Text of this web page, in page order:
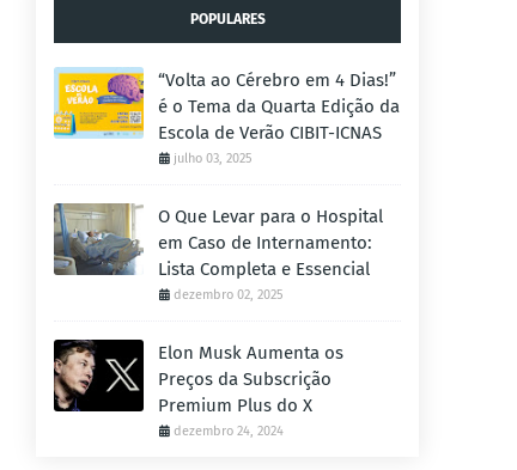
POPULARES
“Volta ao Cérebro em 4 Dias!”
é o Tema da Quarta Edição da
Escola de Verão CIBIT-ICNAS
julho 03, 2025
O Que Levar para o Hospital
em Caso de Internamento:
Lista Completa e Essencial
dezembro 02, 2025
Elon Musk Aumenta os
Preços da Subscrição
Premium Plus do X
dezembro 24, 2024